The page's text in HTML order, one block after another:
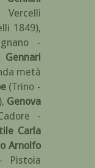
Vercelli
1849),
-
Gennari
metà
(Trino -
, Genova
-
Carla
Arnolfo
Pistoia